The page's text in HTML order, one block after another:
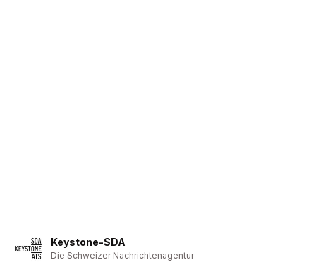
Keystone-SDA
Die Schweizer Nachrichtenagentur